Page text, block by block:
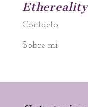
Ethereality
Contacto
Sobre mi